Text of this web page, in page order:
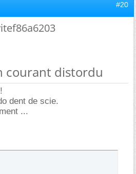
#20
courant distordu
dent de scie.
...